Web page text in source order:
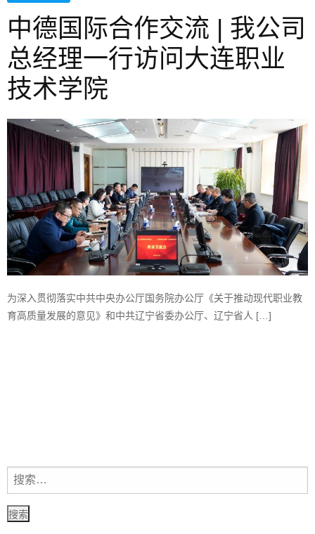
中德国际合作交流 | 我公司
总经理一行访问大连职业
技术学院
为深入贯彻落实中共中央办公厅国务院办公厅《关于推动现代职业教
育高质量发展的意见》和中共辽宁省委办公厅、辽宁省人 […]